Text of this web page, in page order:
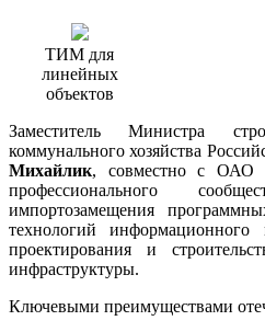
ТИМ для
линейных
объектов
Заместитель Министра
коммунального хозяйства
Михайлик, совместно с ОАО
профессионального
импортозамещения
технологий
проектирования и
инфраструктуры.
Ключевыми преимуществами